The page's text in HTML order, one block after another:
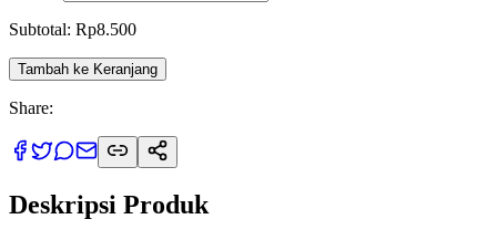
Subtotal: Rp8.500
Tambah ke Keranjang
Share:
Deskripsi Produk